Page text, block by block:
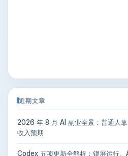
近期文章
2026 年 8 月 AI 副业全景：普通人
收入预期
Codex 五项更新全解析：锁屏运行